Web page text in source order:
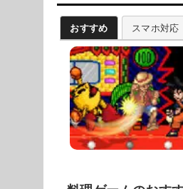
おすすめ スマホ対応